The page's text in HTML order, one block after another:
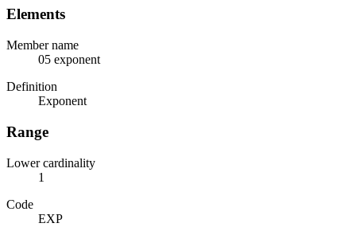
Elements
Member name
05 exponent
Definition
Exponent
Range
Lower cardinality
1
Code
EXP